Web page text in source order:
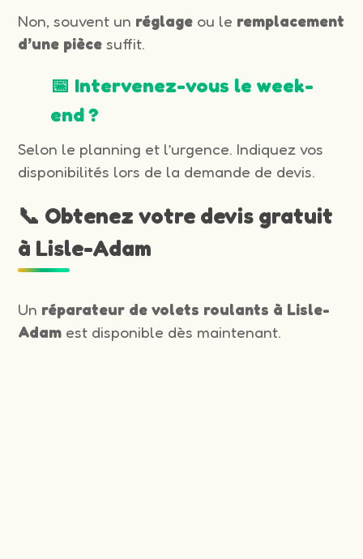
Non, souvent un réglage ou le remplacement
d’une pièce suffit.
📅 Intervenez-vous le week-
end ?
Selon le planning et l’urgence. Indiquez vos
disponibilités lors de la demande de devis.
📞 Obtenez votre devis gratuit
à Lisle-Adam
Un réparateur de volets roulants à Lisle-
Adam est disponible dès maintenant.